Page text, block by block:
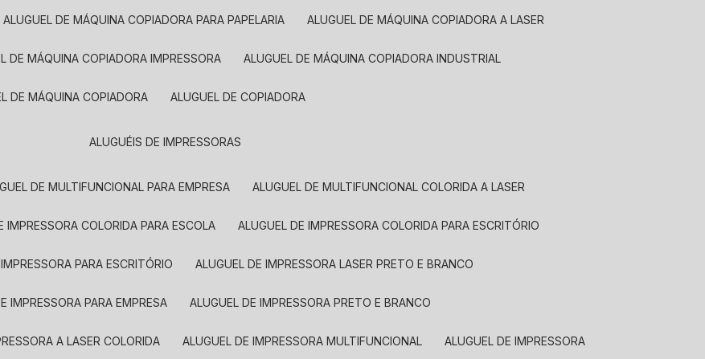
ALUGUEL DE MÁQUINA COPIADORA PARA PAPELARIA ALUGUEL DE MÁQUINA COPIADORA A LASER
DE MÁQUINA COPIADORA IMPRESSORA ALUGUEL DE MÁQUINA COPIADORA INDUSTRIAL
DE MÁQUINA COPIADORA ALUGUEL DE COPIADORA
ALUGUÉIS DE IMPRESSORAS
DE MULTIFUNCIONAL PARA EMPRESA ALUGUEL DE MULTIFUNCIONAL COLORIDA A LASER
IMPRESSORA COLORIDA PARA ESCOLA ALUGUEL DE IMPRESSORA COLORIDA PARA ESCRITÓRIO
IMPRESSORA PARA ESCRITÓRIO ALUGUEL DE IMPRESSORA LASER PRETO E BRANCO
IMPRESSORA PARA EMPRESA ALUGUEL DE IMPRESSORA PRETO E BRANCO
A LASER COLORIDA ALUGUEL DE IMPRESSORA MULTIFUNCIONAL ALUGUEL DE IMPRESSORA